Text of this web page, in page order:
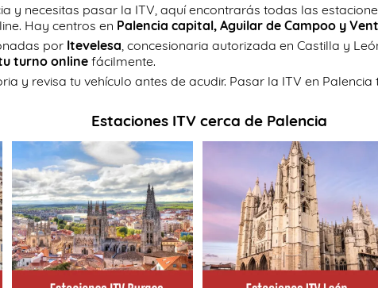
y necesitas pasar la ITV, aquí encontrarás todas las
Hay centros en Palencia capital, Aguilar de Campoo y
por Itevelesa , concesionaria autorizada en Castilla y
turno online fácilmente.
y revisa tu vehículo antes de acudir. Pasar la ITV en
Estaciones ITV cerca de Palencia